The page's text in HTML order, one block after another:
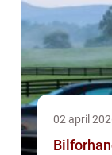
02 april